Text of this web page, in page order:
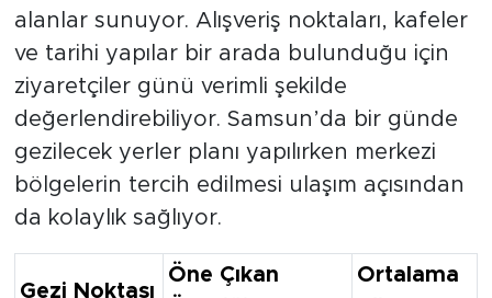
alanlar sunuyor. Alışveriş noktaları, kafeler
ve tarihi yapılar bir arada bulunduğu için
ziyaretçiler günü verimli şekilde
değerlendirebiliyor. Samsun’da bir günde
gezilecek yerler planı yapılırken merkezi
bölgelerin tercih edilmesi ulaşım açısından
da kolaylık sağlıyor.
Gezi Noktası
Öne Çıkan
Ortalama